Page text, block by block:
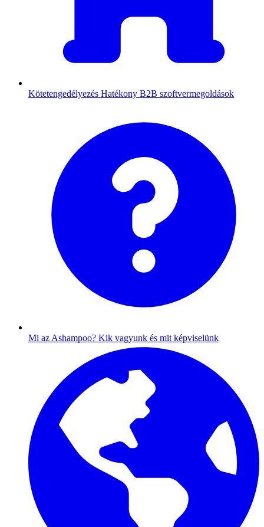
Kötetengedélyezés Hatékony B2B szoftvermegoldások
Mi az Ashampoo? Kik vagyunk és mit képviselünk